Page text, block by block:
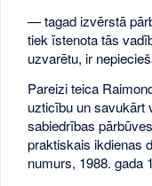
— tagad izvērstā
tiek īstenota tās
uzvarētu, ir
Pareizi teica
uzticību un savukārt
sabiedrības
praktiskais ikdienas
numurs, 1988. gada